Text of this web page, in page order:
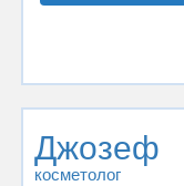
Джозеф
косметолог